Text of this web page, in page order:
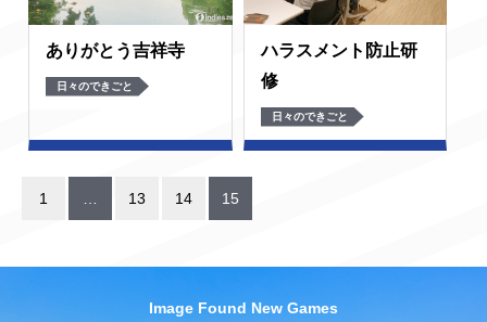
ありがとう吉祥寺
日々のできごと
ハラスメント防止研
修
日々のできごと
1 13 14 15
Image Found New Games